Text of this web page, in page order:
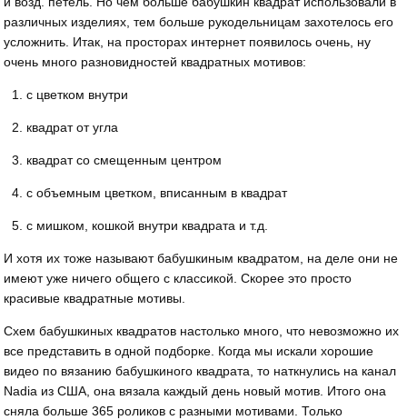
различных изделиях, тем больше рукодельницам захотелось его
усложнить. Итак, на просторах интернет появилось очень, ну
очень много разновидностей квадратных мотивов:
с цветком внутри
квадрат от угла
квадрат со смещенным центром
с объемным цветком, вписанным в квадрат
с мишком, кошкой внутри квадрата и т.д.
И хотя их тоже называют бабушкиным квадратом, на деле они не
имеют уже ничего общего с классикой. Скорее это просто
красивые квадратные мотивы.
Схем бабушкиных квадратов настолько много, что невозможно их
все представить в одной подборке. Когда мы искали хорошие
видео по вязанию бабушкиного квадрата, то наткнулись на канал
Nadia из США, она вязала каждый день новый мотив. Итого она
сняла больше 365 роликов с разными мотивами. Только